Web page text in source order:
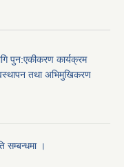
पुन:एकीकरण कार्यक्रम
तथा अभिमुखिकरण
सम्बन्धमा ।